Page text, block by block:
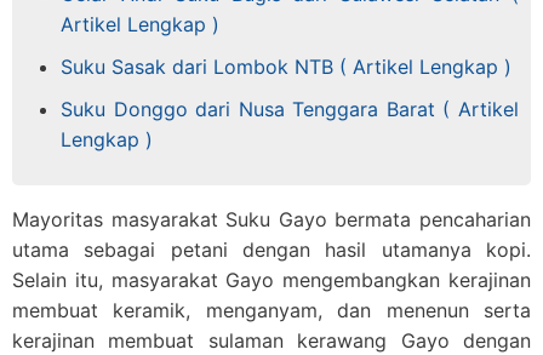
Artikel Lengkap )
Suku Sasak dari Lombok NTB ( Artikel Lengkap )
Suku Donggo dari Nusa Tenggara Barat ( Artikel
Lengkap )
Mayoritas masyarakat Suku Gayo bermata pencaharian
utama sebagai petani dengan hasil utamanya kopi.
Selain itu, masyarakat Gayo mengembangkan kerajinan
membuat keramik, menganyam, dan menenun serta
kerajinan membuat sulaman kerawang Gayo dengan